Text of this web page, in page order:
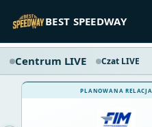
BEST SPEEDWAY
Centrum LIVE Czat LIVE
PLANOWANA RELACJA